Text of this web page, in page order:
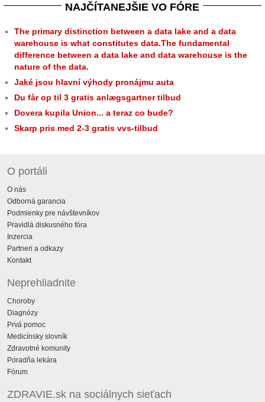
NAJČÍTANEJŠIE VO FÓRE
The primary distinction between a data lake and a data
warehouse is what constitutes data.The fundamental
difference between a data lake and data warehouse is the
nature of the data.
Jaké jsou hlavní výhody pronájmu auta
Du får op til 3 gratis anlægsgartner tilbud
Dovera kupila Union... a teraz co bude?
Skarp pris med 2-3 gratis vvs-tilbud
O portáli
O nás
Odborná garancia
Podmienky pre návštevníkov
Pravidlá diskusného fóra
Inzercia
Partneri a odkazy
Kontakt
Neprehliadnite
Choroby
Diagnózy
Prvá pomoc
Medicínsky slovník
Zdravotné komunity
Poradňa lekára
Fórum
ZDRAVIE.sk na sociálnych sieťach